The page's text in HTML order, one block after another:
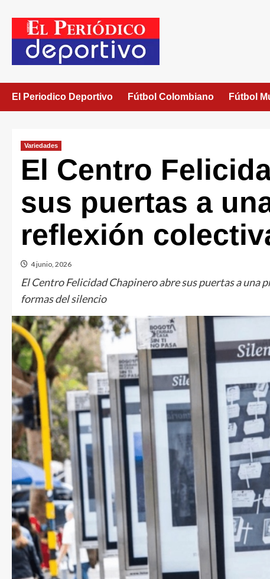
El Periodico Deportivo Fútbol Colombiano Fútbol
Variedades
El Centro
sus puertas a
reflexión
4 junio, 2026
El Centro Felicidad Chapinero abre sus puertas a
formas del silencio